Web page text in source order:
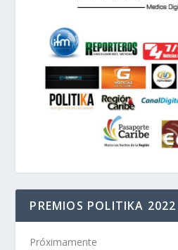
PREMIOS POLITIKA 2022
Próximamente